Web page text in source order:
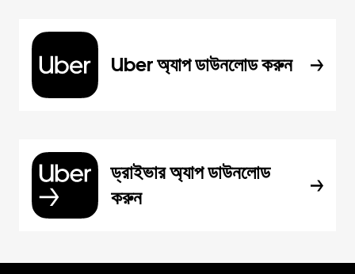
Uber অ্যাপ ডাউনলোড করুন
ড্রাইভার অ্যাপ ডাউনলোড
করুন